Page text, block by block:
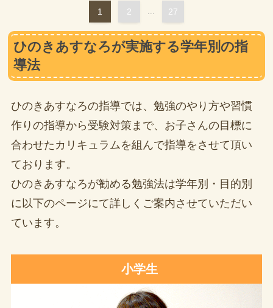
1 2 27
ひのきあすなろが実施する学年別の指
導法
ひのきあすなろの指導では、勉強のやり方や習慣
作りの指導から受験対策まで、お子さんの目標に
合わせたカリキュラムを組んで指導をさせて頂い
ております。
ひのきあすなろが勧める勉強法は学年別・目的別
に以下のページにて詳しくご案内させていただい
ています。
小学生